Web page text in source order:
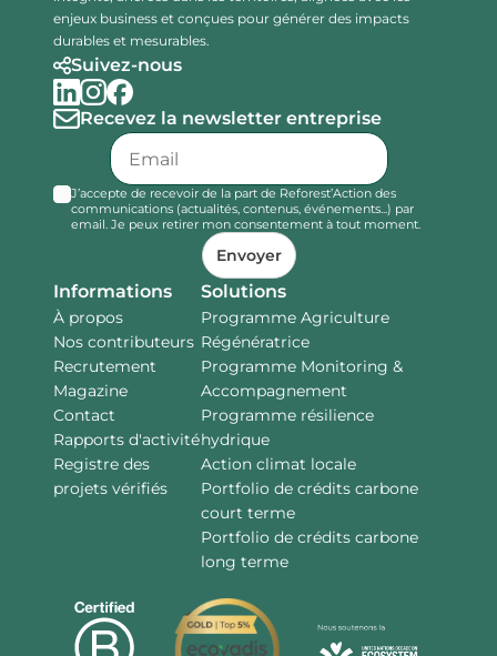
enjeux business et conçues pour générer des impacts
durables et mesurables.
Suivez-nous
Recevez la newsletter entreprise
J’accepte de recevoir de la part de Reforest’Action des
communications (actualités, contenus, événements...) par
email. Je peux retirer mon consentement à tout moment.
Envoyer
Informations
À propos
Nos contributeurs
Recrutement
Magazine
Contact
Rapports d'activité
Registre des
projets vérifiés
Solutions
Programme Agriculture
Régénératrice
Programme Monitoring &
Accompagnement
Programme résilience
hydrique
Action climat locale
Portfolio de crédits carbone
court terme
Portfolio de crédits carbone
long terme